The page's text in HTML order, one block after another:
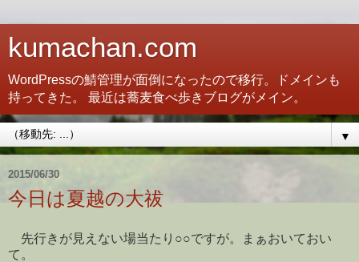
kumachan.com
WordPressの鯖管理が面倒になったので移行。ドメインも
持ってきた。 最近は蕎麦食べ歩きブログがメイン。
▼
2015/06/30
今日は夏越の大祓
先行きが見えない場当たり○○ですが。まぁおいておい
て。